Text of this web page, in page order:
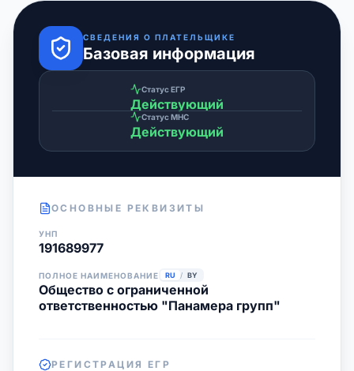
СВЕДЕНИЯ О ПЛАТЕЛЬЩИКЕ
Базовая информация
Статус ЕГР
Действующий
Статус МНС
Действующий
ОСНОВНЫЕ РЕКВИЗИТЫ
УНП
191689977
ПОЛНОЕ НАИМЕНОВАНИЕ RU / BY
Общество с ограниченной
ответственностью "Панамера групп"
РЕГИСТРАЦИЯ ЕГР